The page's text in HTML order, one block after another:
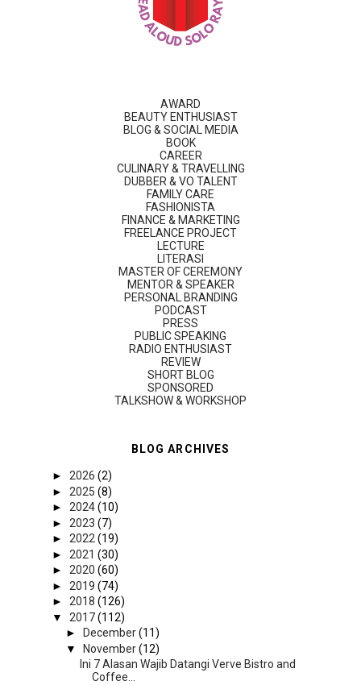
AWARD
BEAUTY ENTHUSIAST
BLOG & SOCIAL MEDIA
BOOK
CAREER
CULINARY & TRAVELLING
DUBBER & VO TALENT
FAMILY CARE
FASHIONISTA
FINANCE & MARKETING
FREELANCE PROJECT
LECTURE
LITERASI
MASTER OF CEREMONY
MENTOR & SPEAKER
PERSONAL BRANDING
PODCAST
PRESS
PUBLIC SPEAKING
RADIO ENTHUSIAST
REVIEW
SHORT BLOG
SPONSORED
TALKSHOW & WORKSHOP
BLOG ARCHIVES
► 2026 (2)
► 2025 (8)
► 2024(10)
► 2023 (7)
► 2022 (19)
► 2021 (30)
► 2020 (60)
► 2019 (74)
► 2018 (126)
▼ 2017(112)
►
December(11)
▼
November(12)
Ini 7 Alasan Wajib Datangi Verve Bistro and
Coffee...